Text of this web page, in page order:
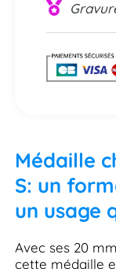
Médaille
S: un
un usage
Avec ses 20
cette médaille